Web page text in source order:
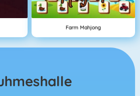
Farm Mahjong